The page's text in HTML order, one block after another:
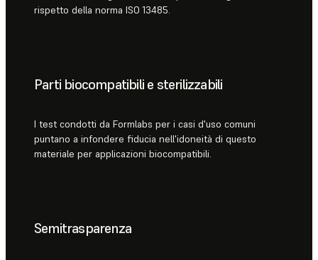
rispetto della norma ISO 13485.
Parti biocompatibili e sterilizzabili
I test condotti da Formlabs per i casi d'uso comuni
puntano a infondere fiducia nell'idoneità di questo
materiale per applicazioni biocompatibili.
Semitrasparenza